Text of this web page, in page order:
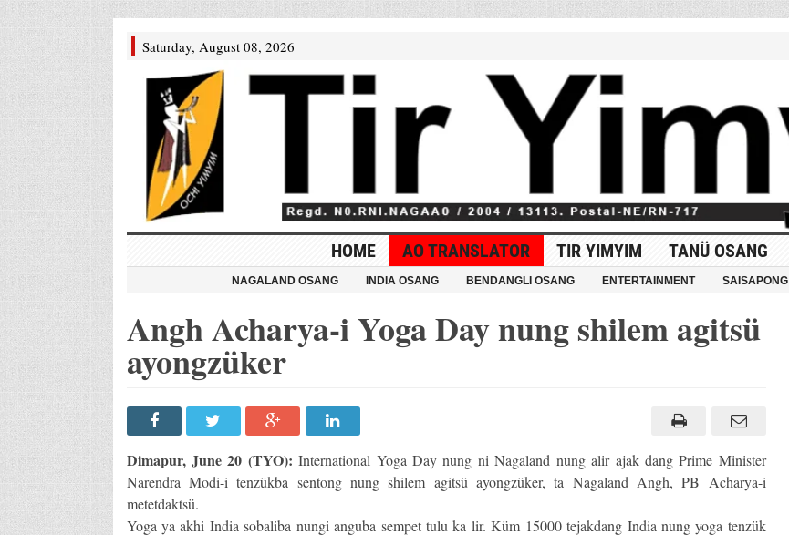
Saturday, August 08, 2026
HOME AO TRANSLATOR TIR YIMYIM TANÜ OSANG
NAGALAND OSANG INDIA OSANG BENDANGLI OSANG ENTERTAINMENT SAISAPONG
Angh Acharya-i Yoga Day nung shilem agitsü
ayongzüker
Dimapur, June 20 (TYO): International Yoga Day nung ni Nagaland nung alir ajak dang Prime Minister
Narendra Modi-i tenzükba sentong nung shilem agitsü ayongzüker, ta Nagaland Angh, PB Acharya-i
metetdaktsü.
Yoga ya akhi India sobaliba nungi anguba sempet tulu ka lir. Küm 15000 tejakdang India nung yoga tenzük